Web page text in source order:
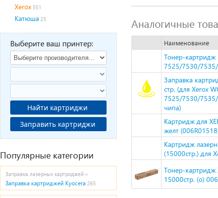
Xerox 551
Катюша 25
Выберите ваш принтер:
Найти картриджи
Заправить картриджи
Популярные категории
Заправка лазерных картриджей »
Заправка картриджей Kyocera 265
Аналогичные
Наименование
Тонер-картридж
7525/7530/
Заправка
стр. (для Xerox
7525/7530/
чипа)
Картридж для
желт
Картридж
(15000стр.) для
Тонер-
15000стр. (o)